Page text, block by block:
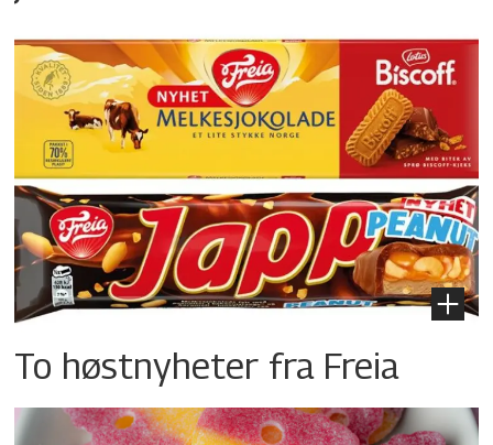
To høstnyheter fra Freia